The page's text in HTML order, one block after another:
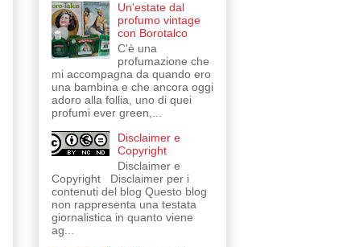
Un'estate dal
profumo vintage
con Borotalco
C'è una
profumazione che
mi accompagna da quando ero
una bambina e che ancora oggi
adoro alla follia, uno di quei
profumi ever green,...
Disclaimer e
Copyright
Disclaimer e
Copyright Disclaimer per i
contenuti del blog Questo blog
non rappresenta una testata
giornalistica in quanto viene
ag...